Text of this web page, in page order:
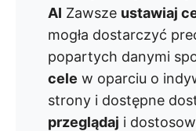
AI Zawsze ustawiaj
mogła dostarczyć
popartych danymi
cele w oparciu o
strony i dostępne
przeglądaj i